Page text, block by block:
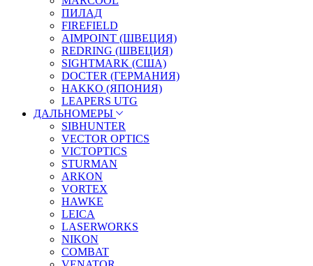
ПИЛАД
FIREFIELD
AIMPOINT (ШВЕЦИЯ)
REDRING (ШВЕЦИЯ)
SIGHTMARK (США)
DOCTER (ГЕРМАНИЯ)
HAKKO (ЯПОНИЯ)
LEAPERS UTG
ДАЛЬНОМЕРЫ
SIBHUNTER
VECTOR OPTICS
VICTOPTICS
STURMAN
ARKON
VORTEX
HAWKE
LEICA
LASERWORKS
NIKON
COMBAT